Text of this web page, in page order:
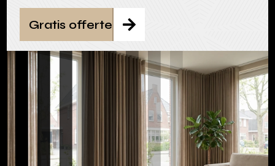

Gratis offerte